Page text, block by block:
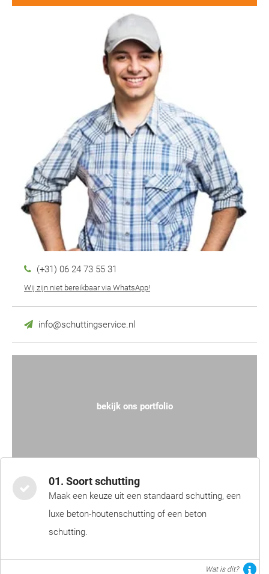
(+31) 06 24 73 55 31
Wij zijn niet bereikbaar via WhatsApp!
info@schuttingservice.nl
bekijk ons portfolio
01. Soort schutting
Maak een keuze uit een standaard schutting, een
luxe beton-houtenschutting of een beton
schutting.
Wat is dit?